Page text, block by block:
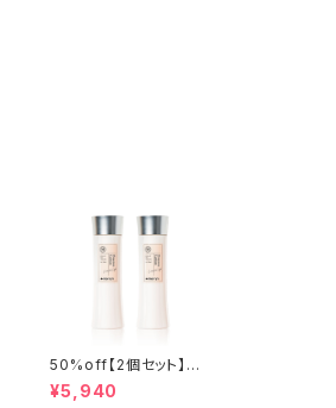
50%off【2個セット】エ
ッセンスローション
¥5,940